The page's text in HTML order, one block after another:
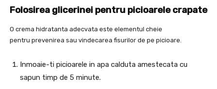
Folosirea glicerinei pentru picioarele crapate
O crema hidratanta adecvata este elementul cheie
pentru prevenirea sau vindecarea fisurilor de pe picioare.
Inmoaie-ti picioarele in apa calduta amestecata cu
sapun timp de 5 minute.